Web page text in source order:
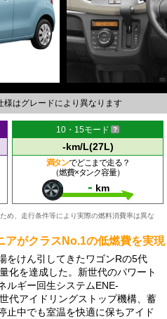
はグレードにより異なります
10・15モード
-km/L(27L)
満タンでどこまで走る？
（燃費×タンク容量）
- km
め、走行条件等により実際の燃料消費率は異な
アがクラスNo.1の低燃費を実現
をけん引してきたワゴンRの5代
化を達成した。新世代のパワート
ルギー回生システムENE-
代アイドリングストップ機構、蓄
止中でも室温を快適に保ちアイド